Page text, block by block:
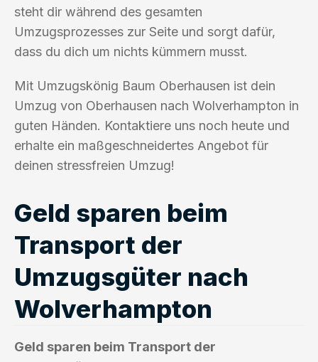
steht dir während des gesamten
Umzugsprozesses zur Seite und sorgt dafür,
dass du dich um nichts kümmern musst.
Mit Umzugskönig Baum Oberhausen ist dein
Umzug von Oberhausen nach Wolverhampton in
guten Händen. Kontaktiere uns noch heute und
erhalte ein maßgeschneidertes Angebot für
deinen stressfreien Umzug!
Geld sparen beim
Transport der
Umzugsgüter nach
Wolverhampton
Geld sparen beim Transport der